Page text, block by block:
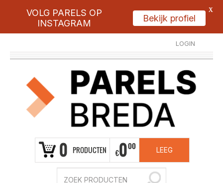
LOGIN
REGISTREER
0 PRODUCTEN €000 LEEG
VOLG PARELS OP
INSTAGRAM
Bekijk profiel
X